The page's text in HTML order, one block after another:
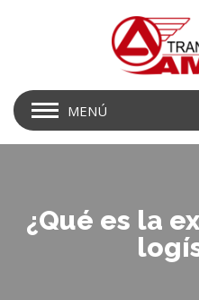
MENÚ
¿Qué es la